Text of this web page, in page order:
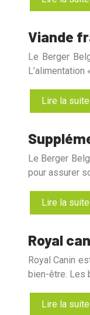
Viande
Le Berger
L’alimentation
Lire la suite
Le Berger
pour assurer
Lire la suite
Royal
Royal Canin
bien-être. Les
Lire la suite